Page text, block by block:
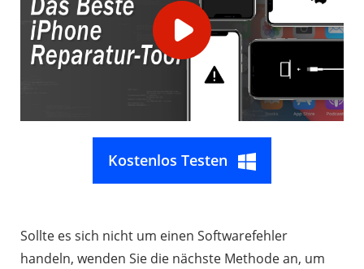
Kostenlos Testen
Sollte es sich nicht um einen Softwarefehler
handeln, wenden Sie die nächste Methode an, um